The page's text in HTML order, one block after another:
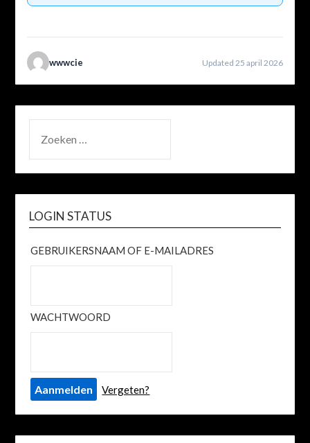
wwwcie Updated 25 april 2026
NAAR:
LOGIN STATUS
GEBRUIKERSNAAM OF E-MAILADRES
WACHTWOORD
Vergeten?